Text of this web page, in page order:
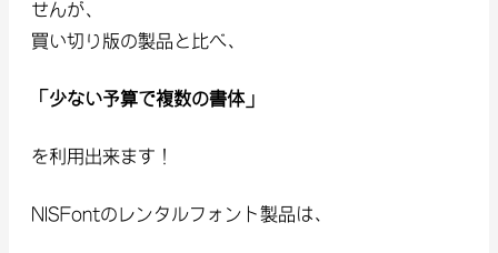
せんが、
買い切り版の製品と比べ、
「少ない予算で複数の書体」
を利用出来ます！
NISFontのレンタルフォント製品は、